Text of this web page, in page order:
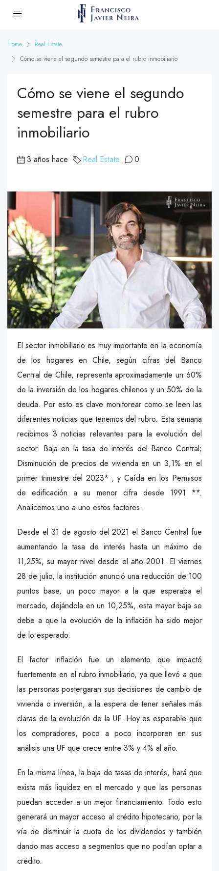
Home
Real Estate
Cómo se viene el segundo semestre para el rubro inmobiliario
Cómo se viene el segundo
semestre para el rubro
inmobiliario
3 años hace Real Estate 0
El sector inmobiliario es muy importante en la economía
de los hogares en Chile, según cifras del Banco
Central de Chile, representa aproximadamente un 60%
de la inversión de los hogares chilenos y un 50% de la
deuda. Por esto es clave monitorear como se leen las
diferentes noticias que tenemos del rubro. Esta semana
recibimos 3 noticias relevantes para la evolución del
sector. Baja en la tasa de interés del Banco Central;
Disminución de precios de vivienda en un 3,1% en el
primer trimestre del 2023* ; y Caída en los Permisos
de edificación a su menor cifra desde 1991 **.
Analicemos uno a uno estos factores.
Desde el 31 de agosto del 2021 el Banco Central fue
aumentando la tasa de interés hasta un máximo de
11,25%, su mayor nivel desde el año 2001. El viernes
28 de julio, la institución anunció una reducción de 100
puntos base, un poco mayor a la que esperaba el
mercado, dejándola en un 10,25%, esta mayor baja se
debe a que la evolución de la inflación ha sido mejor
de lo esperado.
El factor inflación fue un elemento que impactó
fuertemente en el rubro inmobiliario, ya que llevó a que
las personas postergaran sus decisiones de cambio de
vivienda o inversión, a la espera de tener señales más
claras de la evolución de la UF. Hoy es esperable que
los compradores, poco a poco incorporen en sus
análisis una UF que crece entre 3% y 4% al año.
En la misma línea, la baja de tasas de interés, hará que
exista más liquidez en el mercado y que las personas
puedan acceder a un mejor financiamiento. Todo esto
generará un mayor acceso al crédito hipotecario, por la
vía de disminuir la cuota de los dividendos y también
dando mas acceso a segmentos que no podían optar a
crédito.